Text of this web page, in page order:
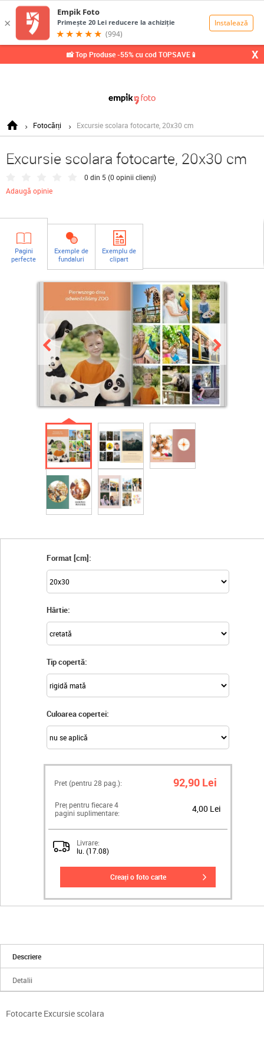
📸 Top Produse -55% cu cod TOPSAVE📱 X
Fotocărți Excursie scolara fotocarte, 20x30 cm
Excursie scolara fotocarte, 20x30 cm
0 din 5 (0 opinii clienți)
Adaugă opinie
Pagini
perfecte
Exemple de
fundaluri
Exemplu de
clipart
Format [cm]:
Hârtie:
Tip copertă:
Culoarea copertei:
Pret (pentru 28 pag.): 92,90 Lei
Preț pentru fiecare 4
pagini suplimentare:
4,00 Lei
Livrare:
lu. (17.08)
creați o foto carte
Descriere
Detalii
Fotocarte Excursie scolara